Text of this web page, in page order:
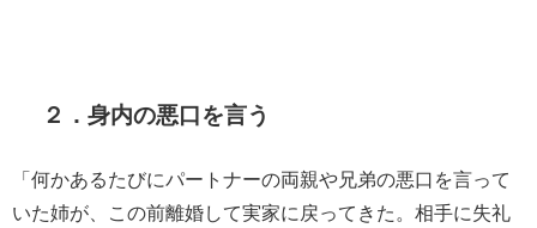
２．身内の悪口を言う
「何かあるたびにパートナーの両親や兄弟の悪口を言って
いた姉が、この前離婚して実家に戻ってきた。相手に失礼